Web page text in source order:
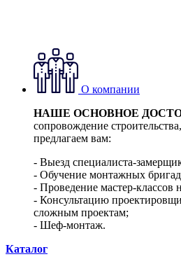
О компании
НАШЕ ОСНОВНОЕ
сопровождение
предлагаем вам:
- Выезд специалиста-
- Обучение монтажных
- Проведение мастер-классов
- Консультацию
сложным проектам;
- Шеф-монтаж.
Каталог